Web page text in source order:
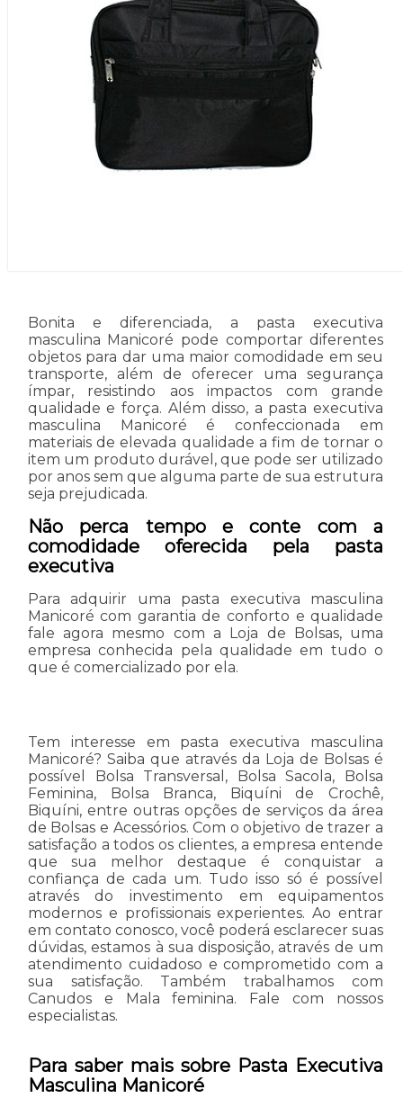
Bonita e diferenciada, a pasta executiva
masculina Manicoré pode comportar diferentes
objetos para dar uma maior comodidade em seu
transporte, além de oferecer uma segurança
ímpar, resistindo aos impactos com grande
qualidade e força. Além disso, a pasta executiva
masculina Manicoré é confeccionada em
materiais de elevada qualidade a fim de tornar o
item um produto durável, que pode ser utilizado
por anos sem que alguma parte de sua estrutura
seja prejudicada.
Não perca tempo e conte com a
comodidade oferecida pela pasta
executiva
Para adquirir uma pasta executiva masculina
Manicoré com garantia de conforto e qualidade
fale agora mesmo com a Loja de Bolsas, uma
empresa conhecida pela qualidade em tudo o
que é comercializado por ela.
Tem interesse em pasta executiva masculina
Manicoré? Saiba que através da Loja de Bolsas é
possível Bolsa Transversal, Bolsa Sacola, Bolsa
Feminina, Bolsa Branca, Biquíni de Crochê,
Biquíni, entre outras opções de serviços da área
de Bolsas e Acessórios. Com o objetivo de trazer a
satisfação a todos os clientes, a empresa entende
que sua melhor destaque é conquistar a
confiança de cada um. Tudo isso só é possível
através do investimento em equipamentos
modernos e profissionais experientes. Ao entrar
em contato conosco, você poderá esclarecer suas
dúvidas, estamos à sua disposição, através de um
atendimento cuidadoso e comprometido com a
sua satisfação. Também trabalhamos com
Canudos e Mala feminina. Fale com nossos
especialistas.
Para saber mais sobre Pasta Executiva
Masculina Manicoré